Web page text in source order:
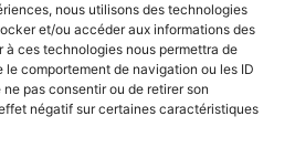
nous utilisons des technologies
et/ou accéder aux informations des
ces technologies nous permettra de
comportement de navigation ou les ID
pas consentir ou de retirer son
négatif sur certaines caractéristiques
du Québec, 2026